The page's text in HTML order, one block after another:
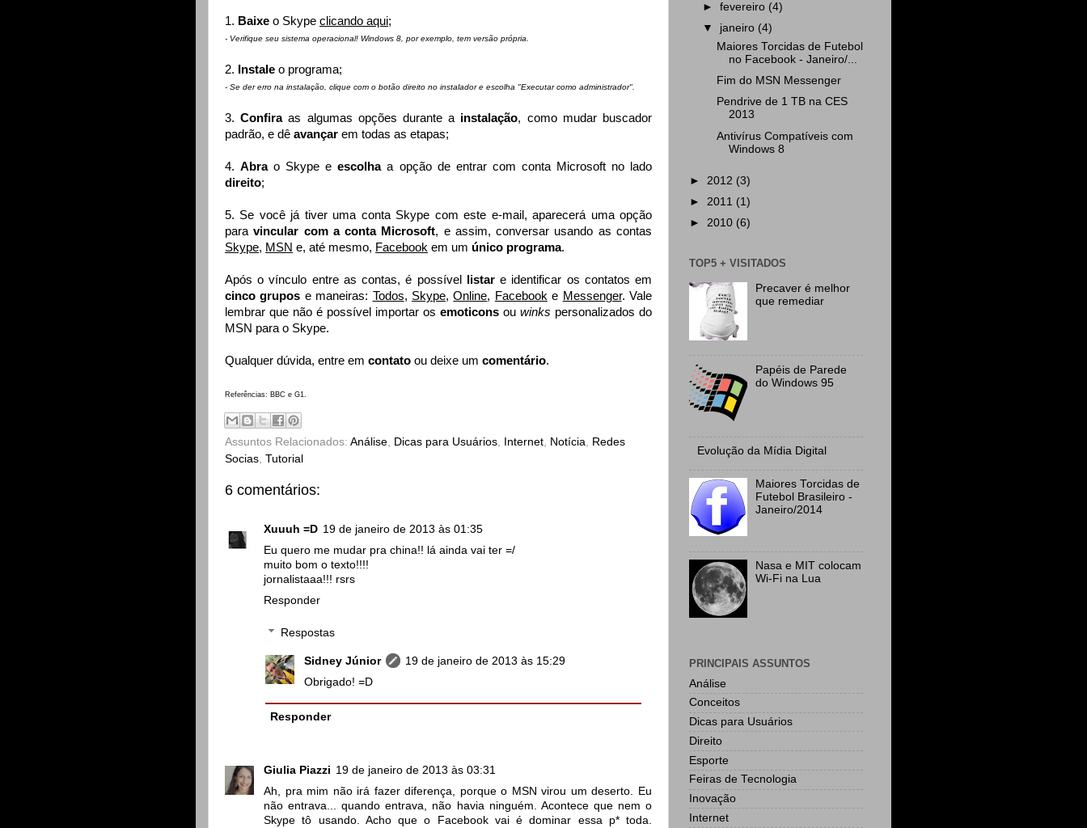
1. Baixe o Skype clicando aqui;
- Verifique seu sistema operacional! Windows 8, por exemplo, tem versão própria.
2. Instale o programa;
- Se der erro na instalação, clique com o botão direito no instaladore escolha "Executar como administrador".
3.Confiraas algumas opções durante a instalação, como mudar buscador
padrão, e dê avançar em todas as etapas;
4.Abrao Skype eescolhaa opção de entrar com conta Microsoft no lado
direito;
5. Se você já tiver uma conta Skype com este e-mail, aparecerá uma opção
paravincular com a conta Microsoft, e assim, conversar usando as contas
Skype, MSN e, até mesmo, Facebook em um único programa.
Após o vínculo entre as contas, é possível listare identificar os contatos em
cinco grupos e maneiras: Todos, Skype,Online, Facebooke Messenger. Vale
lembrar que não é possível importar os emoticons ou winks personalizados do
MSN para o Skype.
Qualquer dúvida, entre em contato ou deixe um comentário.
Referências: BBC e G1.
Assuntos Relacionados: Análise Dicas para Usuários Internet Notícia
Redes
Socias Tutorial
6 comentários:
Xuuuh =D 19 de janeiro de 2013 às 01:35
Eu quero me mudar pra china!! lá ainda vai ter =/
muito bom o texto!!!!
jornalistaaa!!! rsrs
Responder
Respostas
Sidney Júnior
19 de janeiro de 2013 às 15:29
Obrigado! =D
Responder
Giulia Piazzi 19 de janeiro de 2013 às 03:31
Ah, pra mim não irá fazer diferença, porque o MSN virou um deserto. Eu
não entrava... quando entrava, não havia ninguém. Acontece que nem o
Skype tô usando. Acho que o Facebook vai é dominar essa p* toda.
►fevereiro (4)
▼ janeiro (4)
Maiores Torcidas de Futebol
no Facebook - Janeiro/...
Fim do MSN Messenger
Pendrive de 1 TB na CES
2013
Antivírus Compatíveis com
Windows 8
► 2012 (3)
► 2011 (1)
► 2010 (6)
TOP5 + VISITADOS
Precaver é melhor
que remediar
Papéis de Parede
do Windows 95
Evolução da Mídia Digital
Maiores Torcidas de
Futebol Brasileiro -
Janeiro/2014
Nasa e MIT colocam
Wi-Fi na Lua
PRINCIPAIS ASSUNTOS
Análise
Conceitos
Dicas para Usuários
Direito
Esporte
Feiras de Tecnologia
Inovação
Internet